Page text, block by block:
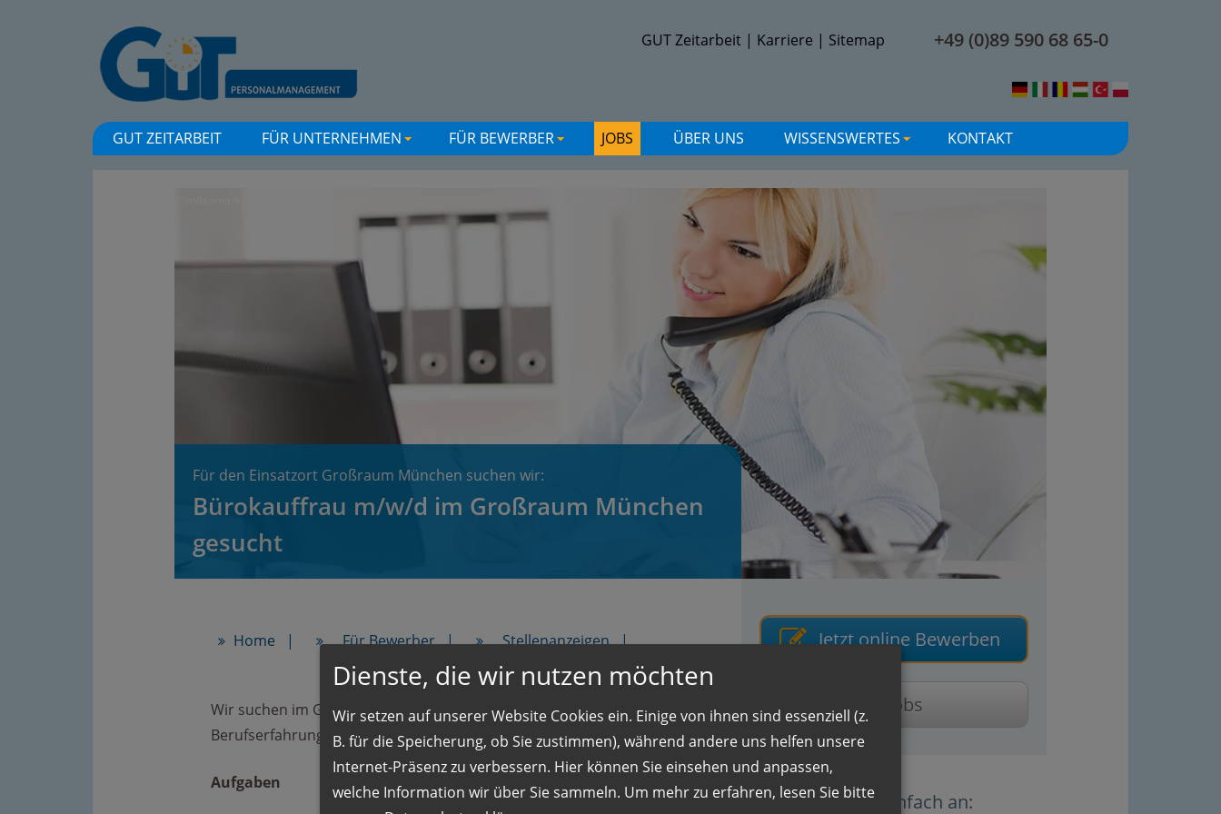
+49 (0)89 590 68 65-0
GUT Zeitarbeit | Karriere | Sitemap
GUT ZEITARBEIT
+
+
FÜR UNTERNEHMEN
+
+
FÜR BEWERBER JOBS ÜBER UNS
+
+
WISSENSWERTES KONTAKT
Für den Einsatzort Großraum München suchen wir:
Bürokauffrau m/w/d im Großraum München
gesucht
Home Für Bewerber Stellenanzeigen
Wir suchen im Großraum München eine Bürokauffrau m/w/d mit
Berufserfahrung mit der Option zur Übernahme.
Aufgaben
Jetzt online Bewerben
Weitere Jobs
Rufen Sie uns einfach an:
Dienste, die wir nutzen möchten
Wir setzen auf unserer Website Cookies ein. Einige von ihnen sind essenziell (z.
B. für die Speicherung, ob Sie zustimmen), während andere uns helfen unsere
Internet-Präsenz zu verbessern. Hier können Sie einsehen und anpassen,
welche Information wir über Sie sammeln. Um mehr zu erfahren, lesen Sie bitte